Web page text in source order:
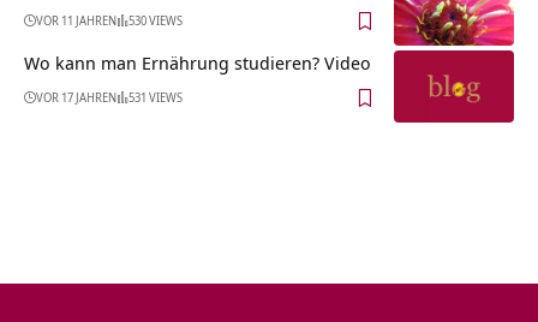
VOR 11 JAHREN 530 VIEWS
Wo kann man Ernährung studieren? Video
VOR 17 JAHREN 531 VIEWS